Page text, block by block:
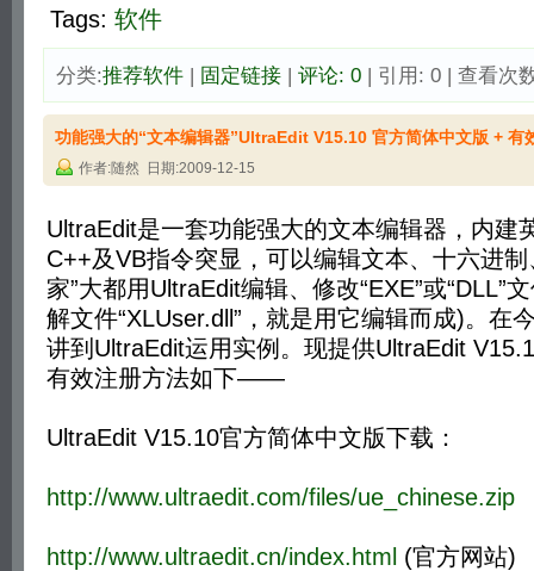
Tags: 软件
分类:推荐软件| 固定链接| 评论: 0| 引用: 0 | 查看次
功能强大的“文本编辑器”UltraEdit V15.10 官方简体中文版 + 有
作者:随然 日期:2009-12-15
UltraEdit是一套功能强大的文本编辑器，内建
C++及VB指令突显，可以编辑文本、十六进
家”大都用UltraEdit编辑、修改“EXE”或“DLL”
解文件“XLUser.dll”，就是用它编辑而成)。在
讲到UltraEdit运用实例。现提供UltraEdit
有效注册方法如下——
UltraEdit V15.10官方简体中文版下载：
http://www.ultraedit.com/files/ue_chinese.zip
http://www.ultraedit.cn/index.html (官方网站)